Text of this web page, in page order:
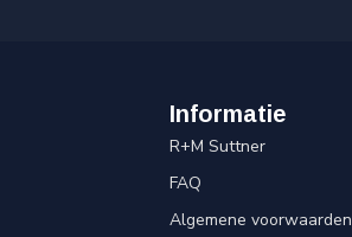
Informatie
R+M Suttner
FAQ
Algemene voorwaarden